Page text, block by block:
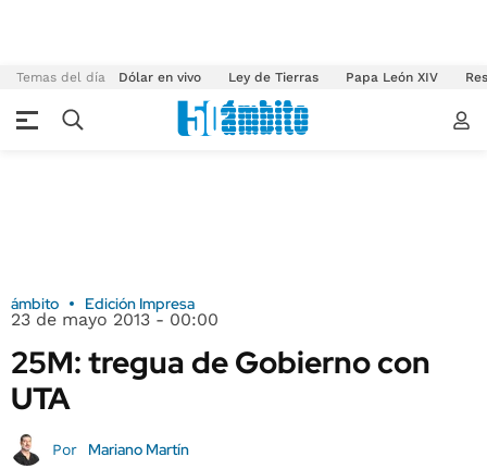
Temas del día Dólar en vivo Ley de Tierras Papa León XIV
ámbito Edición Impresa
23 de mayo 2013 - 00:00
25M: tregua de Gobierno con
UTA
Por Mariano Martín